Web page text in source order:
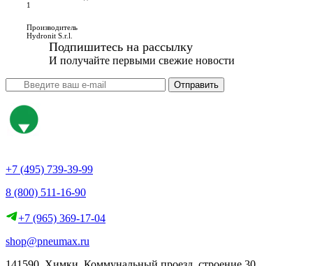
1
Производитель
Hydronit S.r.l.
Подпишитесь на рассылку
И получайте первыми свежие новости
Отправить
+7 (495) 739-39-99
8 (800) 511-16-90
+7 (965) 369-17-04
shop@pneumax.ru